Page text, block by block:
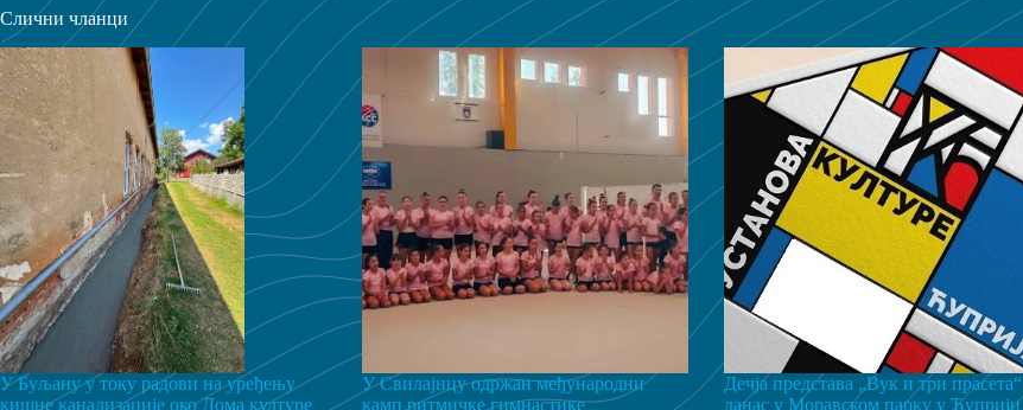
Слични чланци
У Буљану у току радови на уређењу
кишне канализације око Дома културе
У Свилајнцу одржан међународни
камп ритмичке гимнастике
Дечја представа „Вук и три прасета“
данас у Моравском парку у Ћуприји